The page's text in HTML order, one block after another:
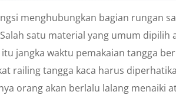
menghubungkan bagian rungan
satu material yang umum dipilih
itu jangka waktu pemakaian tangga
railing tangga kaca harus
orang akan berlalu lalang menaiki